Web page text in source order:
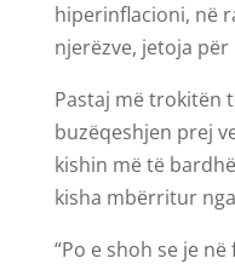
hiperinflacioni, në
njerëzve, jetoja për
Pastaj më trokitën
buzëqeshjen prej
kishin më të
kisha mbërritur
“Po e shoh se je